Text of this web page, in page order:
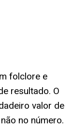
folclore e
resultado. O
valor de
no número.